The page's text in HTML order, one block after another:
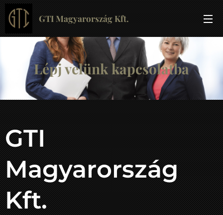
GTI Magyarország Kft.
Lépj velünk kapcsolatba
GTI
Magyarország
Kft.